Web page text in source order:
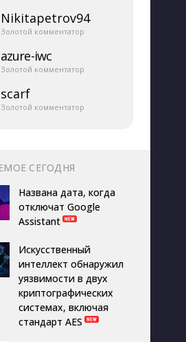
Nikitapetrov94
Золотой комментатор
azure-​iwc
Золотой комментатор
scarf
Золотой комментатор
СЕГОДНЯ
Названа дата, когда
отключат Google
Assistant
Искусственный
интеллект обнаружил
уязвимости в двух
криптографических
системах, включая
стандарт AES